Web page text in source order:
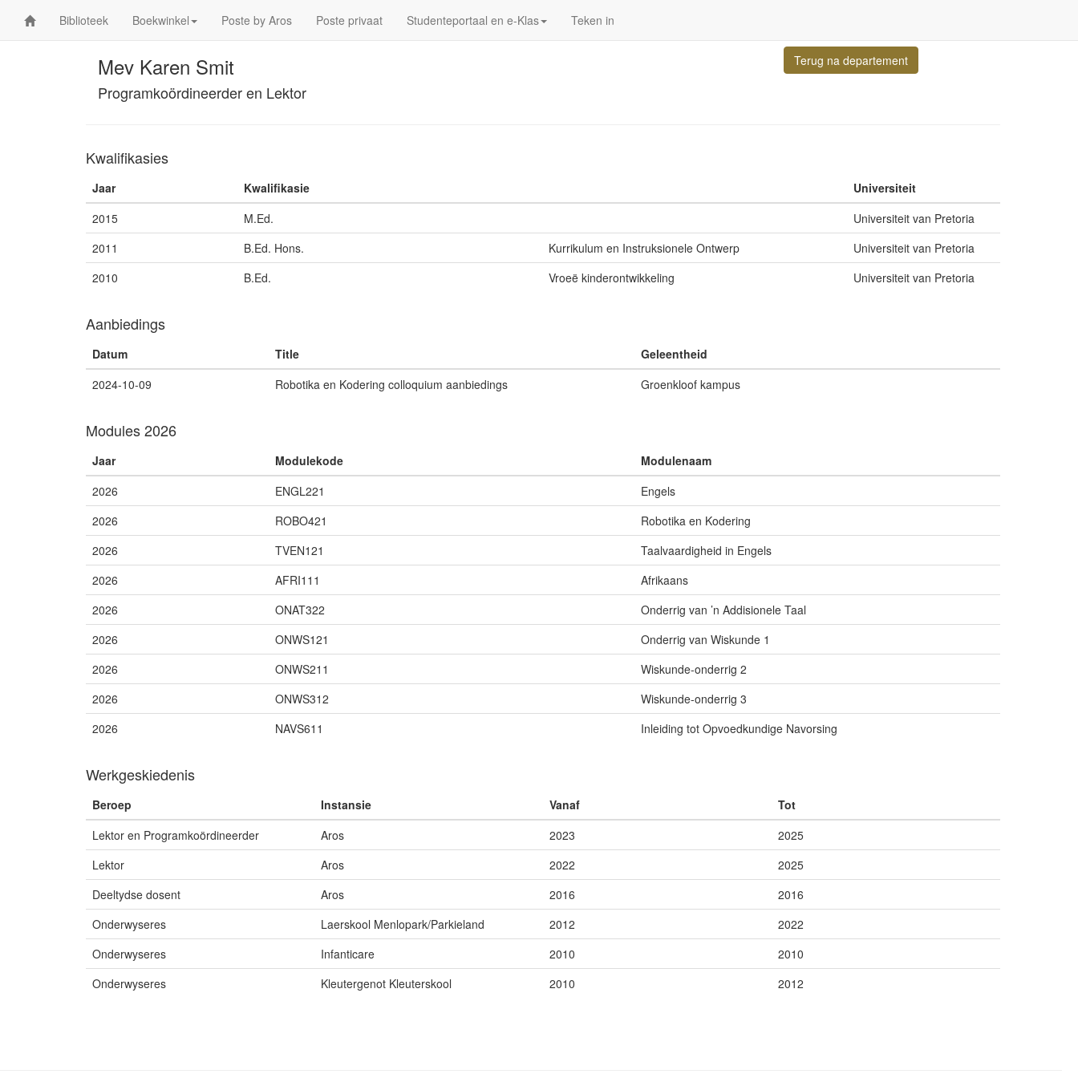
Biblioteek Boekwinkel Poste by Aros Poste privaat Studenteportaal en e-Klas Teken in
Mev Karen Smit
Programkoördineerder en Lektor
Terug na departement
Kwalifikasies
Jaar Kwalifikasie
Universiteit
2015
M.Ed.
Universiteit van Pretoria
2011
B.Ed. Hons. Kurrikulum en Instruksionele Ontwerp
Universiteit van Pretoria
2010
B.Ed. Vroeë kinderontwikkeling Universiteit van Pretoria
Aanbiedings
Datum Title
Geleentheid
2024-10-09
Robotika en Kodering colloquium aanbiedings Groenkloof kampus
Modules 2026
Jaar Modulekode
Modulenaam
2026
ENGL221
Engels
2026
ROBO421
Robotika en Kodering
2026
TVEN121
Taalvaardigheid in Engels
2026
AFRI111
Afrikaans
2026
ONAT322
Onderrig van ’n Addisionele Taal
2026
ONWS121
Onderrig van Wiskunde 1
2026
ONWS211
Wiskunde-onderrig 2
2026
ONWS312
Wiskunde-onderrig 3
2026
NAVS611 Inleiding tot Opvoedkundige Navorsing
Werkgeskiedenis
Beroep Instansie Vanaf
Tot
Lektor en Programkoördineerder
Aros 2023
2025
Lektor
Aros 2022
2025
Deeltydse dosent
Aros 2016
2016
Onderwyseres
Laerskool Menlopark/Parkieland 2012
2022
Onderwyseres
Infanticare 2010
2010
Onderwyseres
Kleutergenot Kleuterskool 2010 2012